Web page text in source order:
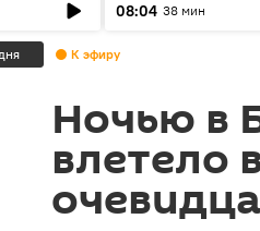
08:04 38 мин
К эфиру
Ночью в
влетело
очевидца